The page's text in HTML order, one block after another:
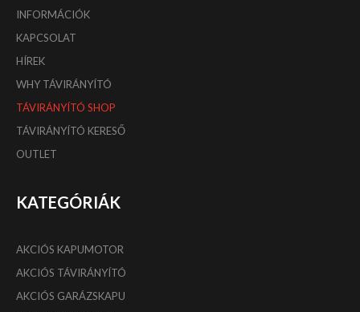
INFORMÁCIÓK
KAPCSOLAT
HÍREK
WHY TÁVIRÁNYÍTÓ
TÁVIRÁNYÍTÓ SHOP
TÁVIRÁNYÍTÓ KERESŐ
OUTLET
KATEGÓRIÁK
AKCIÓS KAPUMOTOR
AKCIÓS TÁVIRÁNYÍTÓ
AKCIÓS GARÁZSKAPU